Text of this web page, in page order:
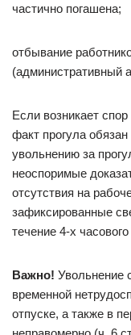
частично погашена;
отбывание
(административный
Если возникает
факт прогула
увольнению за
неоспоримые
отсутствия на
зафиксированные
течение 4-х
Важно! Увольнение
временной
отпуске, а также в